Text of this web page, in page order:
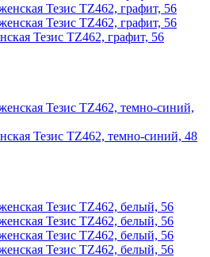
Тезис TZ462, графит, 56
Тезис TZ462, темно-синий, 48